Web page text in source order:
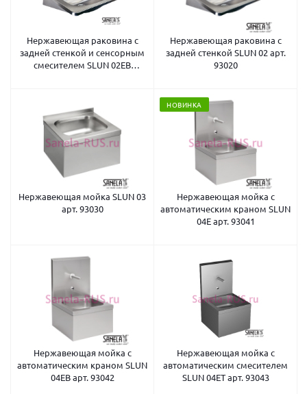
Нержавеющая раковина с
задней стенкой и сенсорным
смесителем SLUN 02EB
Нержавеющая раковина с
задней стенкой SLUN 02 арт.
93020
Нержавеющая мойка SLUN 03
арт. 93030
НОВИНКА
Нержавеющая мойка с
автоматическим краном SLUN
04E арт. 93041
Нержавеющая мойка с
автоматическим краном SLUN
04EB арт. 93042
Нержавеющая мойка с
автоматическим смесителем
SLUN 04ET арт. 93043